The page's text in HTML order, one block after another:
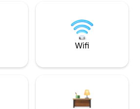
Wifi